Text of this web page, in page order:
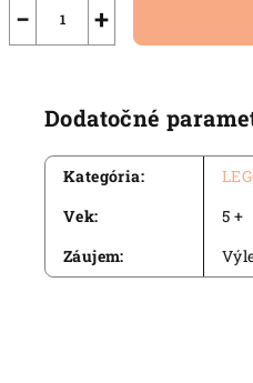
+
−
Dodatočné
Kategória:
Vek:
5 +
Záujem: